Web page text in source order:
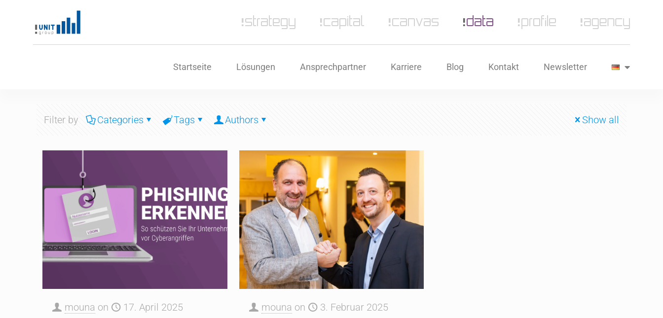
Startseite Lösungen Ansprechpartner Karriere Blog Kontakt Newsletter
Filter by Categories Tags Authors Show all
mouna on 17. April 2025 mouna on 3. Februar 2025